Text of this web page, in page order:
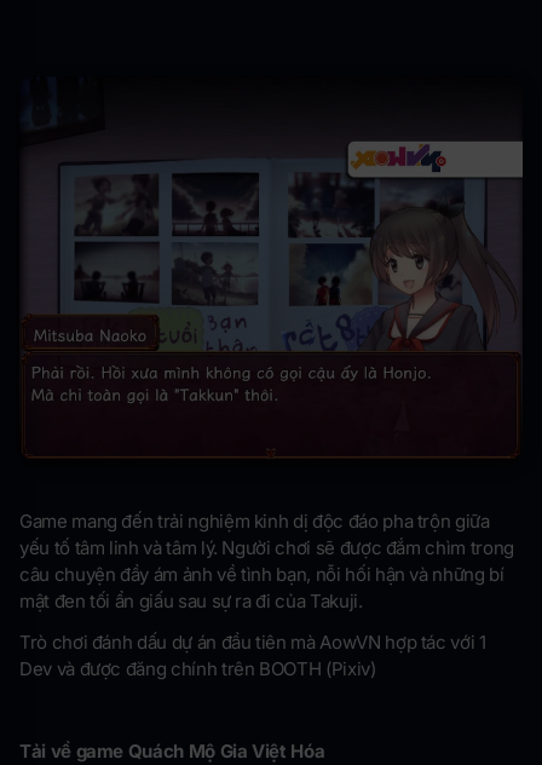
Game mang đến trải nghiệm kinh dị độc đáo pha trộn giữa
yếu tố tâm linh và tâm lý. Người chơi sẽ được đắm chìm trong
câu chuyện đầy ám ảnh về tình bạn, nỗi hối hận và những bí
mật đen tối ẩn giấu sau sự ra đi của Takuji.
Trò chơi đánh dấu dự án đầu tiên mà AowVN hợp tác với 1
Dev và được đăng chính trên BOOTH (Pixiv)
Tải về game Quách Mộ Gia Việt Hóa